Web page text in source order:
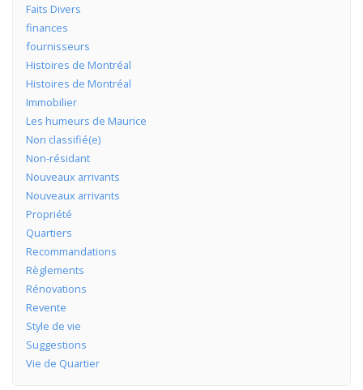
Faits Divers
finances
fournisseurs
Histoires de Montréal
Histoires de Montréal
Immobilier
Les humeurs de Maurice
Non classifié(e)
Non-résidant
Nouveaux arrivants
Nouveaux arrivants
Propriété
Quartiers
Recommandations
Règlements
Rénovations
Revente
Style de vie
Suggestions
Vie de Quartier